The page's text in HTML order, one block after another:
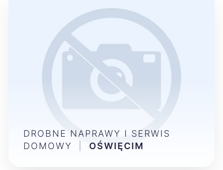
DROBNE NAPRAWY I SERWIS
DOMOWY
OŚWIĘCIM